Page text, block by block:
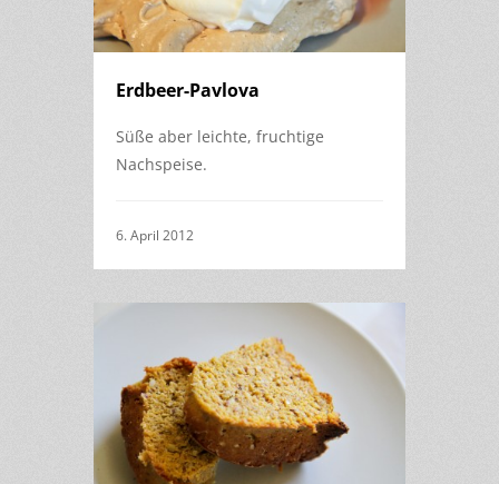
Erdbeer-Pavlova
Süße aber leichte, fruchtige
Nachspeise.
6. April 2012